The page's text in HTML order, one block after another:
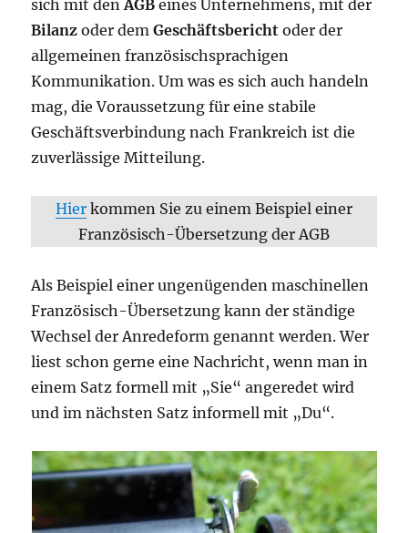
sich mit denAGB eines Unternehmens, mit der
Bilanz oder demGeschäftsbericht oder der
allgemeinen französischsprachigen
Kommunikation. Um was es sich auch handeln
mag, die Voraussetzung für eine stabile
Geschäftsverbindung nach Frankreich ist die
zuverlässige Mitteilung.
Hier kommen Sie zu einem Beispiel einer
Französisch-Übersetzung der AGB
Als Beispiel einer ungenügenden maschinellen
Französisch-Übersetzung kann der ständige
Wechsel der Anredeform genannt werden. Wer
liest schon gerne eine Nachricht, wenn man in
einem Satz formell mit „Sie“ angeredet wird
und im nächsten Satz informell mit „Du“.